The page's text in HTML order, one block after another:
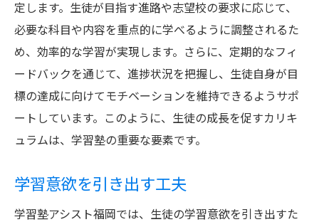
定します。生徒が目指す進路や志望校の要求に応じて、
必要な科目や内容を重点的に学べるように調整されるた
め、効率的な学習が実現します。さらに、定期的なフィ
ードバックを通じて、進捗状況を把握し、生徒自身が目
標の達成に向けてモチベーションを維持できるようサポ
ートしています。このように、生徒の成長を促すカリキ
ュラムは、学習塾の重要な要素です。
学習意欲を引き出す工夫
学習塾アシスト福岡では、生徒の学習意欲を引き出すた